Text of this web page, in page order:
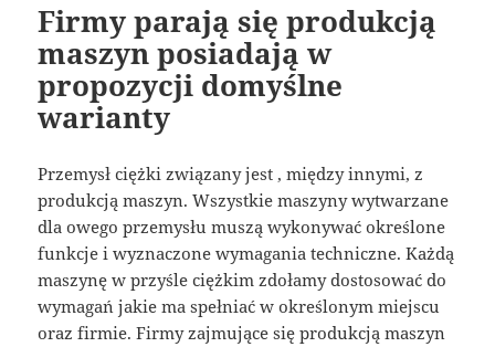
Firmy parają się produkcją
maszyn posiadają w
propozycji domyślne
warianty
Przemysł ciężki związany jest , między innymi, z
produkcją maszyn. Wszystkie maszyny wytwarzane
dla owego przemysłu muszą wykonywać określone
funkcje i wyznaczone wymagania techniczne. Każdą
maszynę w przyśle ciężkim zdołamy dostosować do
wymagań jakie ma spełniać w określonym miejscu
oraz firmie. Firmy zajmujące się produkcją maszyn